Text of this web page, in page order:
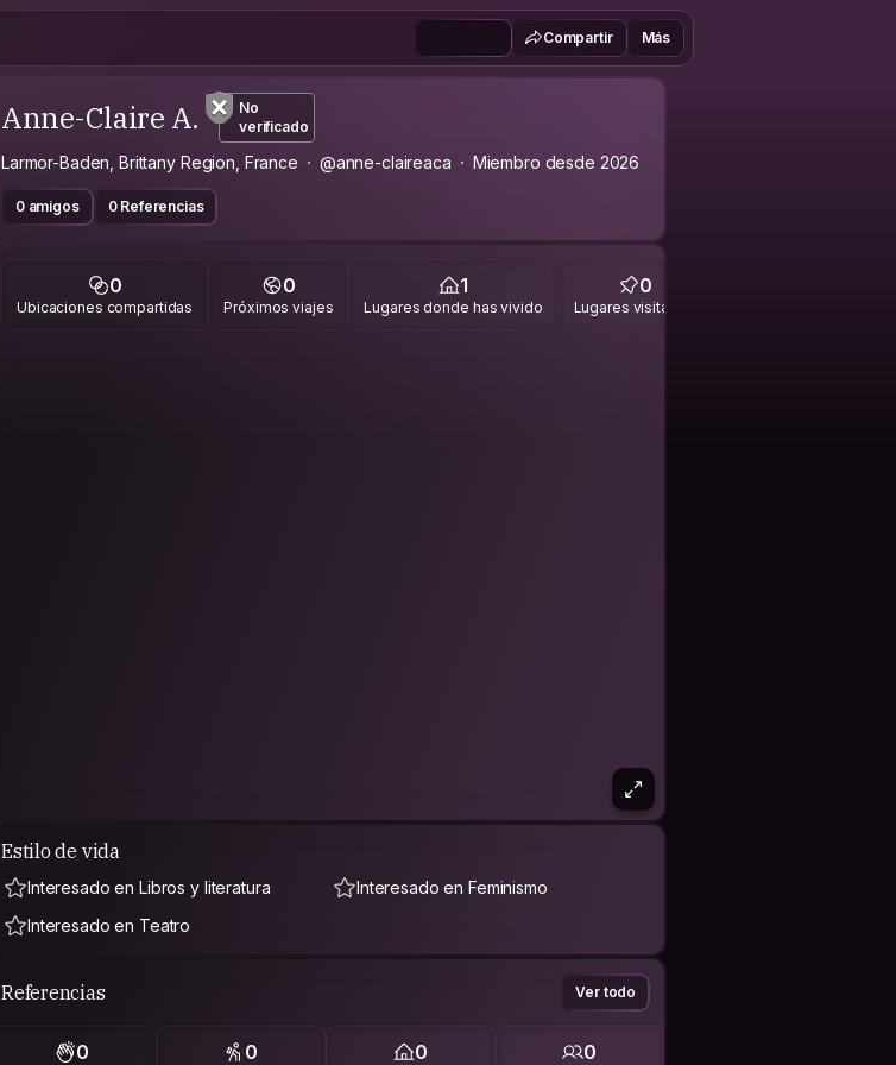
Compartir Más
Anne-Claire A.
No
verificado
Larmor-Baden, Brittany Region, France @anne-claireaca Miembro desde 2026
0 amigos 0 Referencias
0
Ubicaciones compartidas
0
Próximos viajes
1
Lugares donde has vivido
0
Lugares visitados
Estilo de vida
Interesado en Libros y literatura
Interesado en Feminismo
Interesado en Teatro
Referencias Ver todo
0 0 0 0